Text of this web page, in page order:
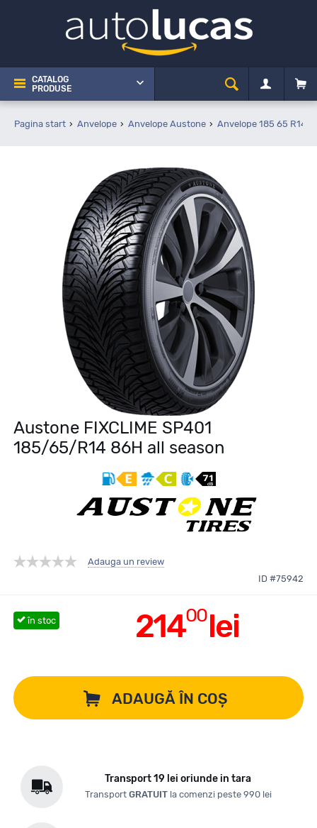
CATALOG
PRODUSE
Pagina start Anvelope Anvelope Austone Anvelope 185 65 R14
Austone FIXCLIME SP401
185/65/R14 86H all season
Adauga un review
ID #75942
21400lei
în stoc
ADAUGĂ ÎN COȘ
Transport 19 lei oriunde in tara
Transport GRATUITla comenzi peste 990 lei